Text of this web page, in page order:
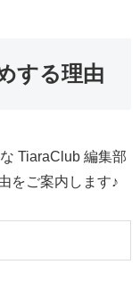
する理由
TiaraClub 編集部
をご案内します♪